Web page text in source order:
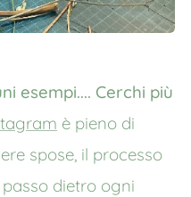
esempi.... Cerchi più
è pieno di
spose, il processo
dietro ogni